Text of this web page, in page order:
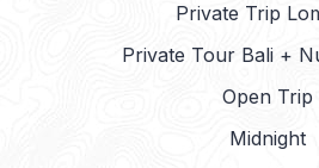
Private Trip
Private Tour Bali +
Open Trip
Midnight